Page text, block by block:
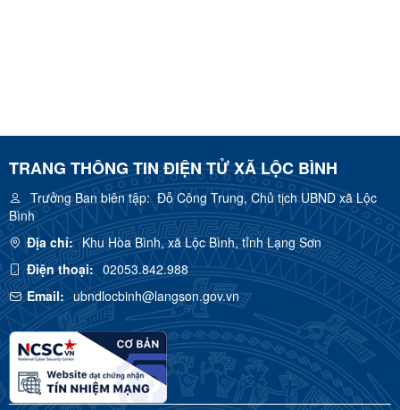
TRANG THÔNG TIN ĐIỆN TỬ XÃ LỘC BÌNH
Trưởng Ban biên tập:Đỗ Công Trung, Chủ tịch UBND xã Lộc
Bình
Địa chỉ: Khu Hòa Bình, xã Lộc Bình, tỉnh Lạng Sơn
Điện thoại: 02053.842.988
Email: ubndlocbinh@langson.gov.vn